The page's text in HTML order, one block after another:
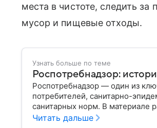
места в чистоте, следить
мусор и пищевые отходы.
Узнать больше по теме
Роспотребнадзор:
Роспотребнадзор — один из
потребителей, санитарно-
санитарных норм. В материале
руководит им сегодня.
Читать дальше